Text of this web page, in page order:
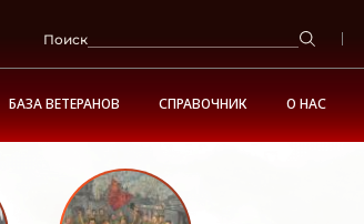
Поиск
БАЗА ВЕТЕРАНОВ СПРАВОЧНИК О НАС